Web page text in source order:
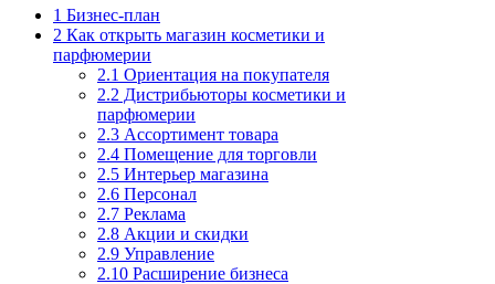
1 Бизнес-план
2 Как открыть магазин косметики и
парфюмерии
2.1 Ориентация на покупателя
2.2 Дистрибьюторы косметики и
парфюмерии
2.3 Ассортимент товара
2.4 Помещение для торговли
2.5 Интерьер магазина
2.6 Персонал
2.7 Реклама
2.8 Акции и скидки
2.9 Управление
2.10 Расширение бизнеса